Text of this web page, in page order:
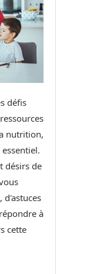
défis
nutrition,
désirs de
à
cette